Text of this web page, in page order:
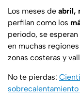
Los meses de abril,
perfilan como los
periodo, se esperan
en muchas
zonas costeras y
No te pierdas: